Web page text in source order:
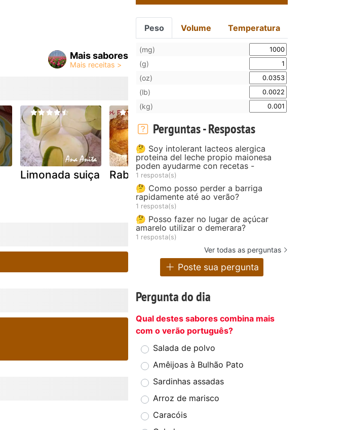
Mais sabores
Limonada suiça Rabanadas
macchiato
Peso Volume Temperatura
(mg)
(g)
(oz)
(lb)
(kg)
Perguntas - Respostas
🤔 Soy intolerant lacteos alergica
proteina del leche propio maionesa
poden ayudarme con recetas -
1 resposta(s)
🤔 Como posso perder a barriga
rapidamente até ao verão?
1 resposta(s)
🤔 Posso fazer no lugar de açúcar
amarelo utilizar o demerara?
1 resposta(s)
Ver todas as perguntas
Poste sua pergunta
Pergunta do dia
Qual destes sabores combina mais
com o verão português?
Salada de polvo
Amêijoas à Bulhão Pato
Sardinhas assadas
Arroz de marisco
Caracóis